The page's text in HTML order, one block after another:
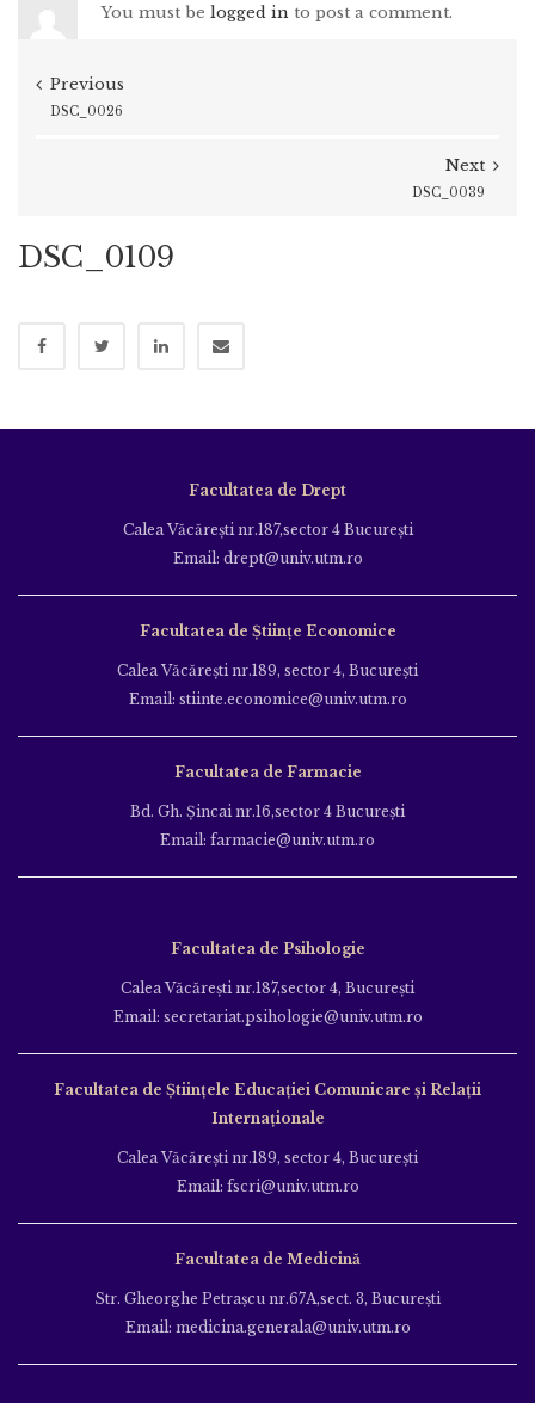
You must be logged in to post a comment.
Previous
DSC_0026
Next
DSC_0039
DSC_0109
Facultatea de Drept
Calea Văcăreşti nr.187,sector 4 Bucureşti
Email: drept@univ.utm.ro
Facultatea de Științe Economice
Calea Văcăreşti nr.189, sector 4, Bucureşti
Email: stiinte.economice@univ.utm.ro
Facultatea de Farmacie
Bd. Gh. Şincai nr.16,sector 4 Bucureşti
Email: farmacie@univ.utm.ro
Facultatea de Psihologie
Calea Văcăreşti nr.187,sector 4, Bucureşti
Email: secretariat.psihologie@univ.utm.ro
Facultatea de Ştiinţele Educației Comunicare și Relații
Internaționale
Calea Văcăreşti nr.189, sector 4, Bucureşti
Email: fscri@univ.utm.ro
Facultatea de Medicină
Str. Gheorghe Petraşcu nr.67A,sect. 3, Bucureşti
Email: medicina.generala@univ.utm.ro